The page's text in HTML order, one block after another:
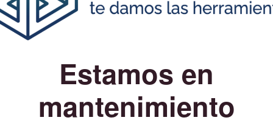
Estamos en
mantenimiento